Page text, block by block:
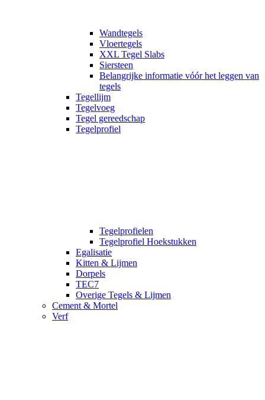
Wandtegels
Vloertegels
XXL Tegel Slabs
Siersteen
Belangrijke informatie vóór het leggen van
tegels
Tegellijm
Tegelvoeg
Tegel gereedschap
Tegelprofiel
Tegelprofielen
Tegelprofiel Hoekstukken
Egalisatie
Kitten & Lijmen
Dorpels
TEC7
Overige Tegels & Lijmen
Cement & Mortel
Verf